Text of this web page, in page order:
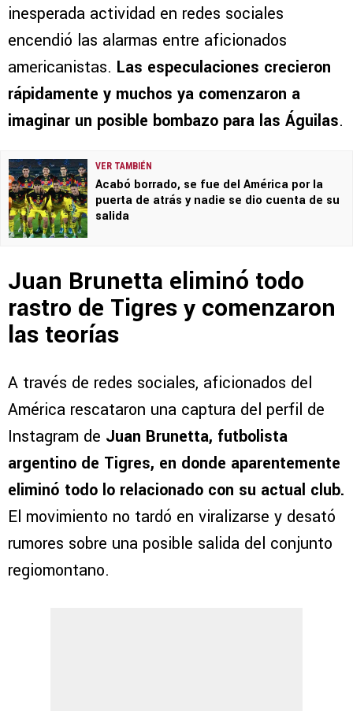
inesperada actividad en redes sociales
encendió las alarmas entre aficionados
americanistas. Las especulaciones crecieron
rápidamente y muchos ya comenzaron a
imaginar un posible bombazo para las Águilas.
VER TAMBIÉN
Acabó borrado, se fue del América por la
puerta de atrás y nadie se dio cuenta de su
salida
Juan Brunetta eliminó todo
rastro de Tigres y comenzaron
las teorías
A través de redes sociales, aficionados del
América rescataron una captura del perfil de
Instagram de Juan Brunetta, futbolista
argentino de Tigres, en donde aparentemente
eliminó todo lo relacionado con su actual club.
El movimiento no tardó en viralizarse y desató
rumores sobre una posible salida del conjunto
regiomontano.